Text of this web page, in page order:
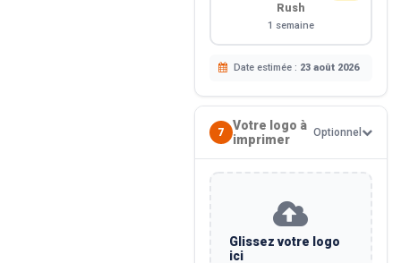
Rush
1 semaine
Date estimée : 23 août 2026
7
Votre logo à
imprimer
Optionnel
Glissez votre logo
ici